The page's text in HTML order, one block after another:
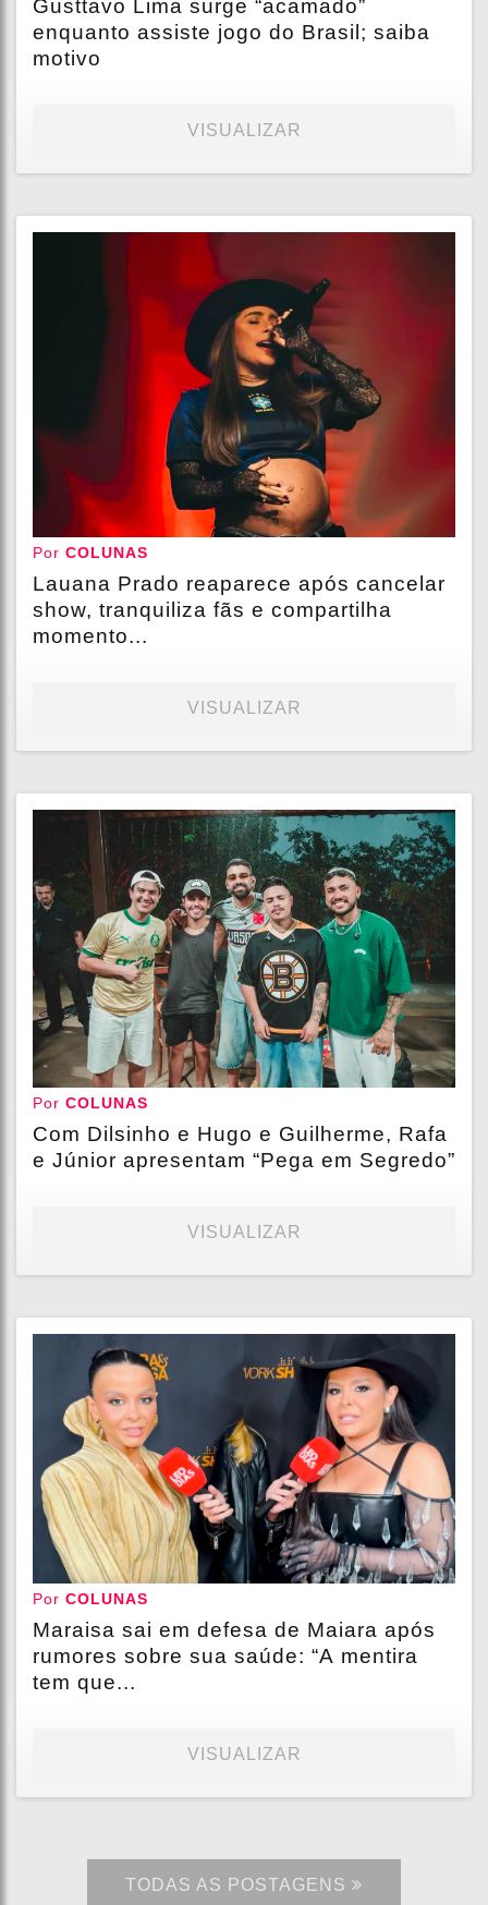
Gusttavo Lima surge “acamado”
enquanto assiste jogo do Brasil; saiba
motivo
VISUALIZAR
Por COLUNAS
Lauana Prado reaparece após cancelar
show, tranquiliza fãs e compartilha
momento...
VISUALIZAR
Por COLUNAS
Com Dilsinho e Hugo e Guilherme, Rafa
e Júnior apresentam “Pega em Segredo”
VISUALIZAR
Por COLUNAS
Maraisa sai em defesa de Maiara após
rumores sobre sua saúde: “A mentira
tem que...
VISUALIZAR
TODAS AS POSTAGENS